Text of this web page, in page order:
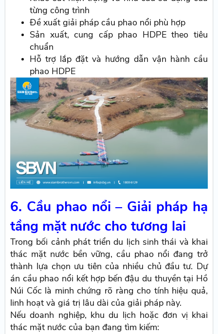
từng công trình
Đề xuất giải pháp cầu phao nổi phù hợp
Sản xuất, cung cấp phao HDPE theo tiêu
chuẩn
Hỗ trợ lắp đặt và hướng dẫn vận hành cầu
phao HDPE
6. Cầu phao nổi – Giải pháp hạ
tầng mặt nước cho tương lai
Trong bối cảnh phát triển du lịch sinh thái và khai
thác mặt nước bền vững, cầu phao nổi đang trở
thành lựa chọn ưu tiên của nhiều chủ đầu tư. Dự
án cầu phao nổi kết hợp bến đậu du thuyền tại Hồ
Núi Cốc là minh chứng rõ ràng cho tính hiệu quả,
linh hoạt và giá trị lâu dài của giải pháp này.
Nếu doanh nghiệp, khu du lịch hoặc đơn vị khai
thác mặt nước của bạn đang tìm kiếm: